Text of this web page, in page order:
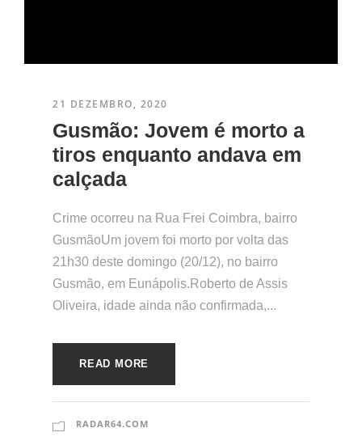
21 DEZEMBRO, 2020
Gusmão: Jovem é morto a
tiros enquanto andava em
calçada
Crime ocorreu na Rua Frei Coimbra, bairro
GusmãoUm jovem foi morto por volta das
21h30 deste domingo (20/12), no bairro
Gusmão, em Eunápolis.Roberto de Assis
Oliveira, idade ainda não confirmada,...
READ MORE
RADAR64.COM